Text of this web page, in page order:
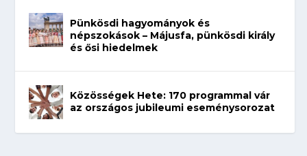
Pünkösdi hagyományok és
népszokások – Májusfa, pünkösdi király
és ősi hiedelmek
Közösségek Hete: 170 programmal vár
az országos jubileumi eseménysorozat